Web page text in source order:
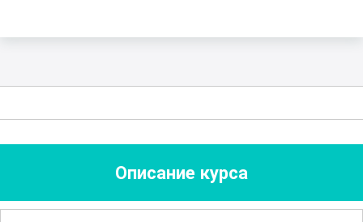
Описание курса